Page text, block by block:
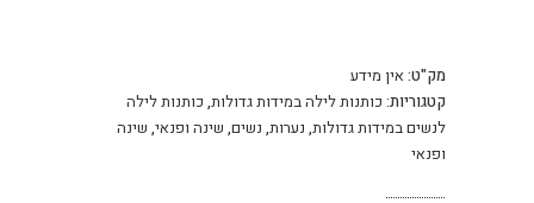
מק"ט: אין מידע
קטגוריות: כותנות לילה במידות גדולות, כותנות לילה
לנשים במידות גדולות, נערות, נשים, שינה ופנאי, שינה
ופנאי